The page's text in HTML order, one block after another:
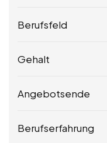
Berufsfeld
Gehalt
Angebotsende
Berufserfahrung